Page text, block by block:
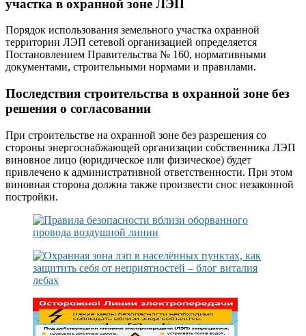
участка в охранной зоне ЛЭП
Порядок использования земельного участка охранной
территории ЛЭП сетевой организацией определяется
Постановлением Правительства № 160, нормативными
документами, строительными нормами и правилами.
Последствия строительства в охранной зоне без
решения о согласовании
При строительстве на охранной зоне без разрешения со
стороны энергоснабжающей организации собственника ЛЭП
виновное лицо (юридическое или физическое) будет
привлечено к административной ответственности. При этом
виновная сторона должна также произвести снос незаконной
постройки.